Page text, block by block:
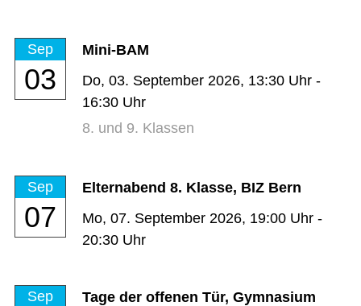
Sep
03
Mini-BAM
Do, 03. September 2026, 13:30 Uhr -
16:30 Uhr
8. und 9. Klassen
Sep
07
Elternabend 8. Klasse, BIZ Bern
Mo, 07. September 2026, 19:00 Uhr -
20:30 Uhr
Sep
Tage der offenen Tür, Gymnasium